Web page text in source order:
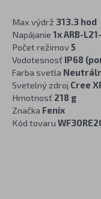
Max výdrž 313.3 hod
Napájanie 1x ARB-
Počet režimov5
Vodotesnosť IP68
Farba svetla
Svetelný zdroj Cree
Hmotnosť 218 g
Značka Fenix
Kód tovaru